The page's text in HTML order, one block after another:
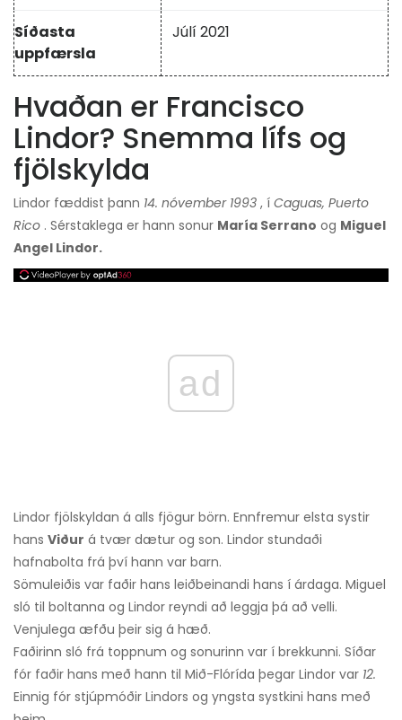
Síðasta
uppfærsla
Júlí 2021
Hvaðan er Francisco
Lindor? Snemma lífs og
fjölskylda
Lindor fæddist þann 14. nóvember 1993 , í Caguas, Puerto
Rico . Sérstaklega er hann sonur María Serrano og Miguel
Angel Lindor.
ad
Lindor fjölskyldan á alls fjögur börn. Ennfremur elsta systir
hans Viður á tvær dætur og son. Lindor stundaði
hafnabolta frá því hann var barn.
Sömuleiðis var faðir hans leiðbeinandi hans í árdaga. Miguel
sló til boltanna og Lindor reyndi að leggja þá að velli.
Venjulega æfðu þeir sig á hæð.
Faðirinn sló frá toppnum og sonurinn var í brekkunni. Síðar
fór faðir hans með hann til Mið-Flórída þegar Lindor var 12.
Einnig fór stjúpmóðir Lindors og yngsta systkini hans með